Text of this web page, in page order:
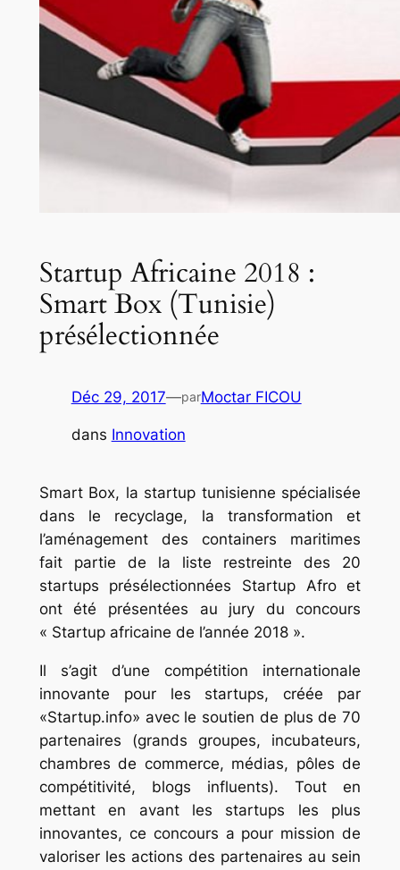
Startup Africaine 2018 :
Smart Box (Tunisie)
présélectionnée
Déc 29, 2017—parMoctar FICOU
dans Innovation
Smart Box, la startup tunisienne spécialisée
dans le recyclage, la transformation et
l’aménagement des containers maritimes
fait partie de la liste restreinte des 20
startups présélectionnées Startup Afro et
ont été présentées au jury du concours
« Startup africaine de l’année 2018 ».
Il s’agit d’une compétition internationale
innovante pour les startups, créée par
«Startup.info» avec le soutien de plus de 70
partenaires (grands groupes, incubateurs,
chambres de commerce, médias, pôles de
compétitivité, blogs influents). Tout en
mettant en avant les startups les plus
innovantes, ce concours a pour mission de
valoriser les actions des partenaires au sein